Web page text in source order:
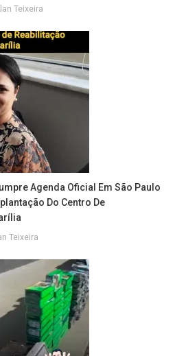
Teixeira
Agenda Oficial Em São Paulo
Do Centro De
Teixeira